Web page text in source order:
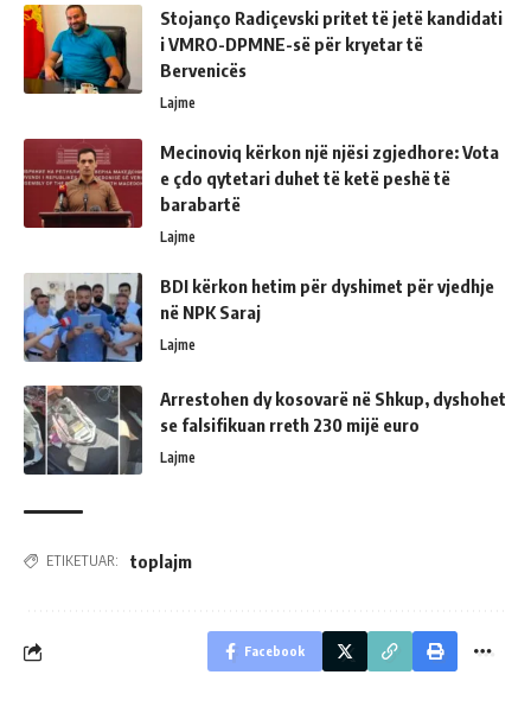
Stojanço Radiçevski pritet të jetë kandidati
i VMRO-DPMNE-së për kryetar të
Bervenicës
Lajme
Mecinoviq kërkon një njësi zgjedhore: Vota
e çdo qytetari duhet të ketë peshë të
barabartë
Lajme
BDI kërkon hetim për dyshimet për vjedhje
në NPK Saraj
Lajme
Arrestohen dy kosovarë në Shkup, dyshohet
se falsifikuan rreth 230 mijë euro
Lajme
ETIKETUAR: toplajm
Facebook